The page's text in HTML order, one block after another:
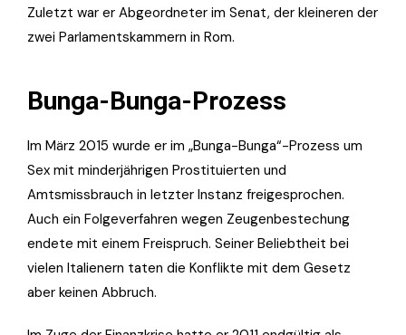
Zuletzt war er Abgeordneter im Senat, der kleineren der
zwei Parlamentskammern in Rom.
Bunga-Bunga-Prozess
Im März 2015 wurde er im „Bunga-Bunga“-Prozess um
Sex mit minderjährigen Prostituierten und
Amtsmissbrauch in letzter Instanz freigesprochen.
Auch ein Folgeverfahren wegen Zeugenbestechung
endete mit einem Freispruch. Seiner Beliebtheit bei
vielen Italienern taten die Konflikte mit dem Gesetz
aber keinen Abbruch.